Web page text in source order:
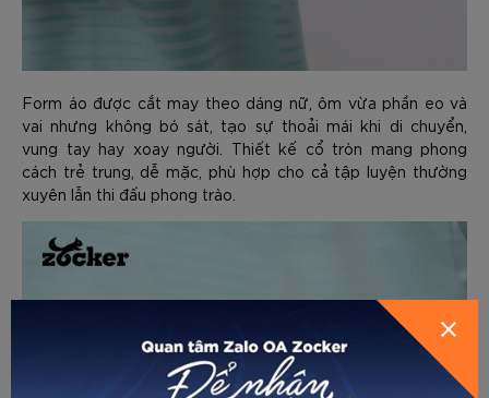
Form áo được cắt may theo dáng nữ, ôm vừa phần eo và
vai nhưng không bó sát, tạo sự thoải mái khi di chuyển,
vung tay hay xoay người. Thiết kế cổ tròn mang phong
cách trẻ trung, dễ mặc, phù hợp cho cả tập luyện thường
xuyên lẫn thi đấu phong trào.
HƯỚNG DẪN CHỌN SIZE
VẤN CHO BẠN